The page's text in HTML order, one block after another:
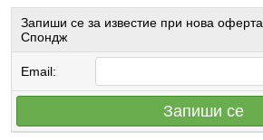
Запиши се за известие при нова
Спондж
Email:
Запиши се